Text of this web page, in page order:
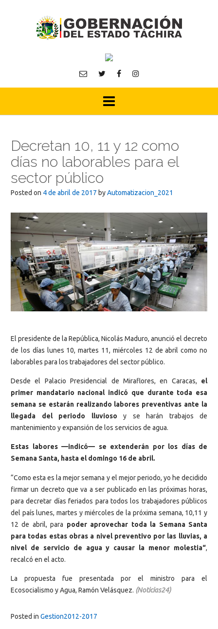
Decretan 10, 11 y 12 como
días no laborables para el
sector público
Posted on 4 de abril de 2017 byAutomatizacion_2021
El presidente de la República, Nicolás Maduro, anunció el decreto
de los días lunes 10, martes 11, miércoles 12 de abril como no
laborables para los trabajadores del sector público.
Desde el Palacio Presidencial de Miraflores, en Caracas, el
primer mandatario nacional indicó que durante toda esa
semana se estarán realizando labores preventivas ante la
llegada del periodo lluvioso y se harán trabajos de
mantenimiento y expansión de los servicios de agua.
Estas labores —indicó— se extenderán por los días de
Semana Santa, hasta el domingo 16 de abril.
“Como esta es la mejor semana y el mejor periodo, yo he decidido
firmar un decreto que va a ser publicado en las próximas horas,
para decretar días feriados para todos los trabajadores públicos
del país lunes, martes y miércoles de la próxima semana, 10,11 y
12 de abril, para poder aprovechar toda la Semana Santa
para todas estas obras a nivel preventivo por las lluvias, a
nivel de servicio de agua y causar la menor molestia“,
recalcó en el acto.
La propuesta fue presentada por el ministro para el
Ecosocialismo y Agua, Ramón Velásquez. (Noticias24)
Posted in Gestion2012-2017